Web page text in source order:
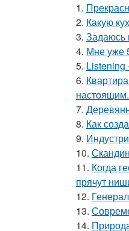
1.
2. Какую
3. Задаюсь
4. Мне уже
5. Listening
6.
настоящим.
7.
8. Как
9.
10.
11. Когда
прячут
12.
13.
14.